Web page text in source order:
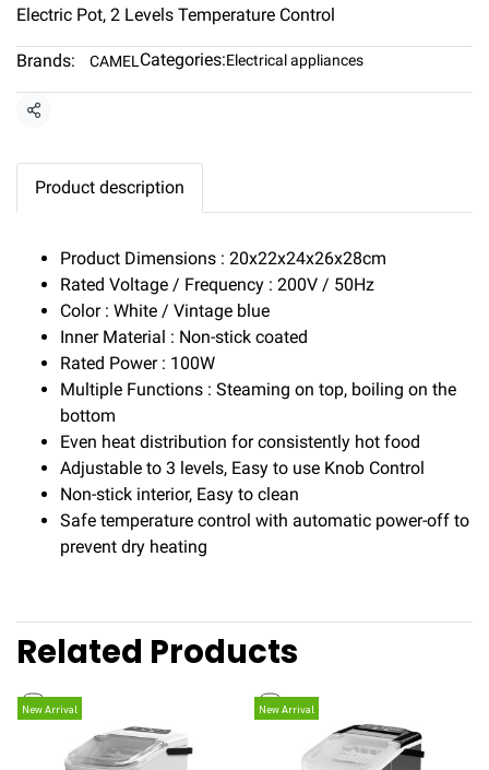
Electric Pot, 2 Levels Temperature Control
Brands: CAMEL Categories:Electrical appliances
Share
Product description
Product Dimensions : 20x22x24x26x28cm
Rated Voltage / Frequency : 200V / 50Hz
Color : White / Vintage blue
Inner Material : Non-stick coated
Rated Power : 100W
Multiple Functions : Steaming on top, boiling on the
bottom
Even heat distribution for consistently hot food
Adjustable to 3 levels, Easy to use Knob Control
Non-stick interior, Easy to clean
Safe temperature control with automatic power-off to
prevent dry heating
Related Products
New Arrival New Arrival